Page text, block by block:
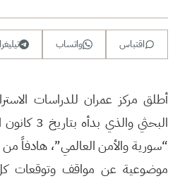
اقتباس واتساب
أطلق مركز عمران للدراسات
“سورية والأمن العالمي”، هادفاً من
موضوعية عن مواقف وتوقعات